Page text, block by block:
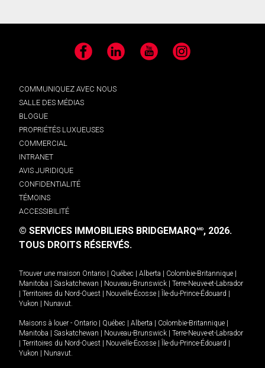
Facebook LinkedIn YouTube Instagram
COMMUNIQUEZ AVEC NOUS
SALLE DES MÉDIAS
BLOGUE
PROPRIÉTÉS LUXUEUSES
COMMERCIAL
INTRANET
AVIS JURIDIQUE
CONFIDENTIALITÉ
TÉMOINS
ACCESSIBILITÉ
© SERVICES IMMOBILIERS BRIDGEMARQMD, 2026.
TOUS DROITS RÉSERVÉS.
Trouver une maison Ontario Québec Alberta Colombie-Britannique
Manitoba
Saskatchewan Nouveau-Brunswick
Terre-Neuve-et-Labrador
Territoires du Nord-Ouest Nouvelle-Écosse Île-du-Prince-Édouard
Yukon
Nunavut.
Maisons à louer - Ontario Québec Alberta Colombie-Britannique
Manitoba
Saskatchewan Nouveau-Brunswick
Terre-Neuve-et-Labrador
Territoires du Nord-Ouest Nouvelle-Écosse Île-du-Prince-Édouard
Yukon
Nunavut.